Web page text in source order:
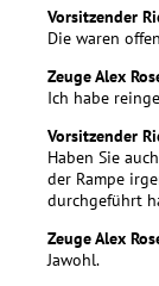
Vorsitzender
Die waren
Zeuge Alex
Ich habe
Vorsitzender
Haben Sie
der Rampe
durchgeführt
Zeuge Alex
Jawohl.